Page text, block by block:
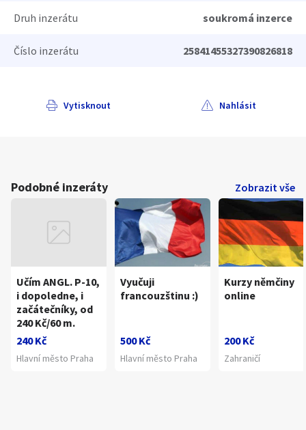
Druh inzerátu soukromá inzerce
Číslo inzerátu 25841455327390826818
Vytisknout Nahlásit
Podobné inzeráty Zobrazit vše
Učím ANGL. P-10,
i dopoledne, i
začátečníky, od
240 Kč/60 m.
240 Kč
Hlavní město Praha
Vyučuji
francouzštinu :)
500 Kč
Hlavní město Praha
Kurzy němčiny
online
200 Kč
Zahraničí